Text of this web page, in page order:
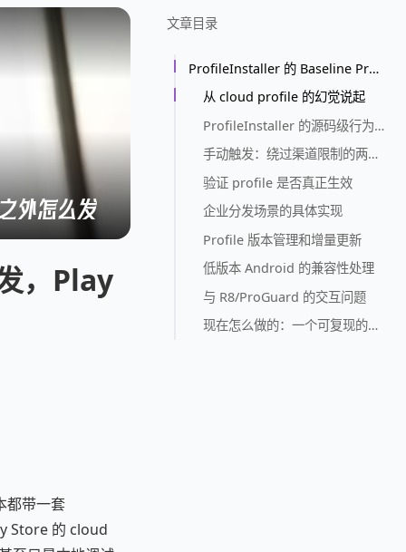
外怎么发
，Play
都带一套
Store 的 cloud
文章目录
ProfileInstaller 的 Baseline Profile 分发，Play Store 之外怎么发
从 cloud profile 的幻觉说起
ProfileInstaller 的源码级行为分析
手动触发：绕过渠道限制的两种办法
验证 profile 是否真正生效
企业分发场景的具体实现
Profile 版本管理和增量更新
低版本 Android 的兼容性处理
与 R8/ProGuard 的交互问题
现在怎么做的：一个可复现的模板